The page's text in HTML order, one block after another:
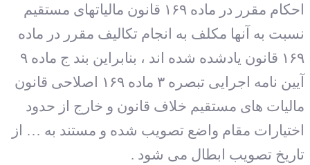
احکام مقرر در ماده ۱۶۹ قانون مالیاتهای مستقیم
نسبت به آنها مکلف به انجام تکالیف مقرر در ماده
۱۶۹ قانون یادشده شده اند ، بنابراین بند ج ماده ۹
آیین نامه اجرایی تبصره ۳ ماده ۱۶۹ اصلاحی قانون
مالیات های مستقیم خلاف قانون و خارج از حدود
اختیارات مقام واضع تصویب شده و مستند به … از
تاریخ تصویب ابطال می شود .